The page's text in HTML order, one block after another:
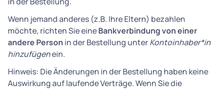
Wenn jemand anderes (z.B. Ihre Eltern) bezahlen
möchte, richten Sie eineBankverbindung von einer
andere Person in der Bestellung unterKontoinhaber*in
hinzufügenein.
Hinweis: Die Änderungen in der Bestellung haben keine
Auswirkung auf laufende Verträge. Wenn Sie die